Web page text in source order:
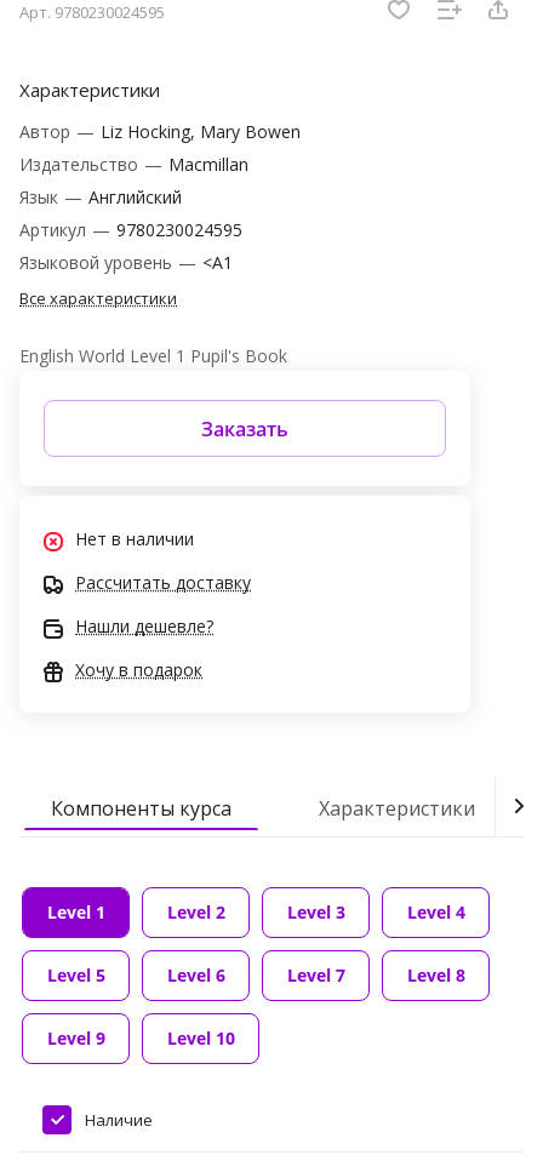
Арт. 9780230024595
Характеристики
Автор — Liz Hocking, Mary Bowen
Издательство — Macmillan
Язык — Английский
Артикул — 9780230024595
Языковой уровень — <A1
Все характеристики
English World Level 1 Pupil's Book
Заказать
Нет в наличии
Рассчитать доставку
Нашли дешевле?
Хочу в подарок
Компоненты курса Характеристики
Level 1 Level 2 Level 3 Level 4
Level 5 Level 6 Level 7 Level 8
Level 9 Level 10
Наличие